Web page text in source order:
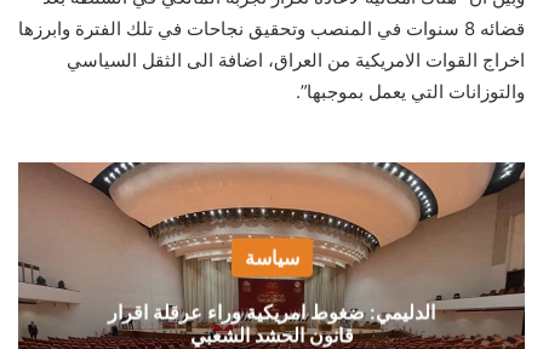
قضائه 8 سنوات في المنصب وتحقيق نجاحات في تلك الفترة وابرزها
اخراج القوات الامريكية من العراق، اضافة الى الثقل السياسي
والتوزانات التي يعمل بموجبها”.
سياسة
الدليمي: ضغوط امريكية وراء عرقلة اقرار
قانون الحشد الشعبي